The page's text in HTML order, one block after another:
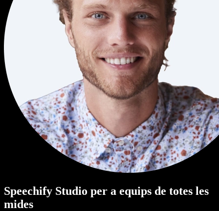
Speechify Studio per a equips de totes les
mides